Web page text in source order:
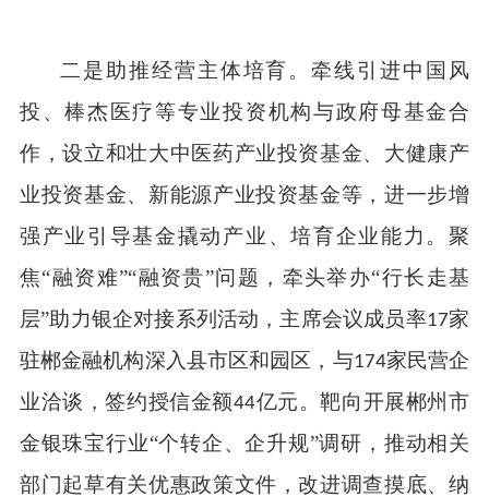
二是助推经营主体培育。牵线引进中国风
投、棒杰医疗等专业投资机构与政府母基金合
作，设立和壮大中医药产业投资基金、大健康产
业投资基金、新能源产业投资基金等，进一步增
强产业引导基金撬动产业、培育企业能力。聚
焦“融资难”“融资贵”问题，牵头举办“行长走基
层”助力银企对接系列活动，主席会议成员率17家
驻郴金融机构深入县市区和园区，与174家民营企
业洽谈，签约授信金额44亿元。靶向开展郴州市
金银珠宝行业“个转企、企升规”调研，推动相关
部门起草有关优惠政策文件，改进调查摸底、纳